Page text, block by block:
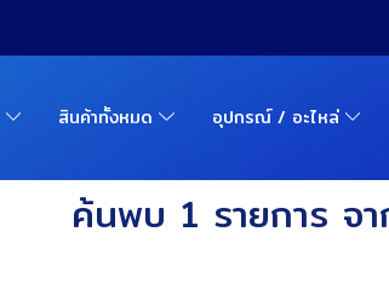
สินค้าทั้งหมด อุปกรณ์ / อะไหล่
ค้นพบ 1 รายการ จ